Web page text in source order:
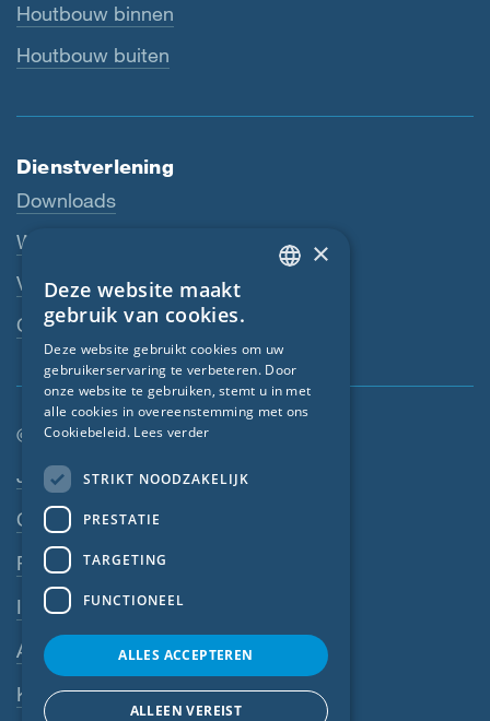
Houtbouw binnen
Houtbouw buiten
Dienstverlening
Downloads
Webshop
Vakhandelaar
Contactpersoon
© SIGA 2026
Footer-navigatie
Jobs
Contact
Privacyverklaring
Impressum
Algemene voorwaarden
Klokkenluiderssysteem
FRENCH
CZECH
NORWEGIAN
×
Deze website maakt
gebruik van cookies.
Deze website gebruikt cookies om uw
gebruikerservaring te verbeteren. Door
onze website te gebruiken, stemt u in met
alle cookies in overeenstemming met ons
Cookiebeleid. Lees verder
STRIKT NOODZAKELIJK
PRESTATIE
TARGETING
FUNCTIONEEL
ALLES ACCEPTEREN
ALLEEN VEREIST